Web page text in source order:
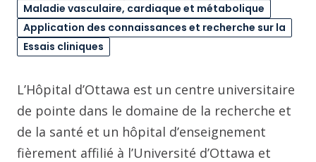
Maladie vasculaire, cardiaque et métabolique
Application des connaissances et recherche sur la
Essais cliniques
L’Hôpital d’Ottawa est un centre universitaire
de pointe dans le domaine de la recherche et
de la santé et un hôpital d’enseignement
fièrement affilié à l’Université d’Ottawa et